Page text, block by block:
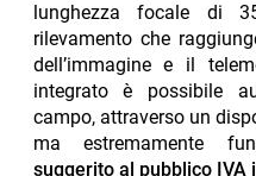
lunghezza focale di
rilevamento che
dell’immagine e il
integrato è possibile
campo, attraverso un
ma estremamente
suggerito al pubblico IVA